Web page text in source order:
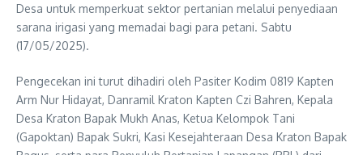
Desa untuk memperkuat sektor pertanian melalui penyediaan
sarana irigasi yang memadai bagi para petani. Sabtu
(17/05/2025).
Pengecekan ini turut dihadiri oleh Pasiter Kodim 0819 Kapten
Arm Nur Hidayat, Danramil Kraton Kapten Czi Bahren, Kepala
Desa Kraton Bapak Mukh Anas, Ketua Kelompok Tani
(Gapoktan) Bapak Sukri, Kasi Kesejahteraan Desa Kraton Bapak